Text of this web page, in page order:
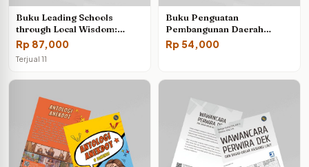
Buku Leading Schools
through Local Wisdom:
Culture-Based Leadership in
Indonesian Sekolah
Penggerak
Rp 87,000
Terjual 11
Buku Penguatan
Pembangunan Daerah
(Pemanfaatan SMK Berbasis
Potensi Lokal)
Rp54,000